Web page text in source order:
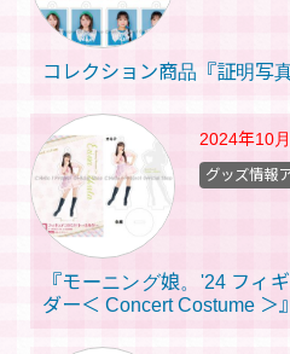
コレクション商品『証明写
2024年10
『モーニング娘。'24 フィ
ダー＜ Concert Costume ＞』
グッズ情報